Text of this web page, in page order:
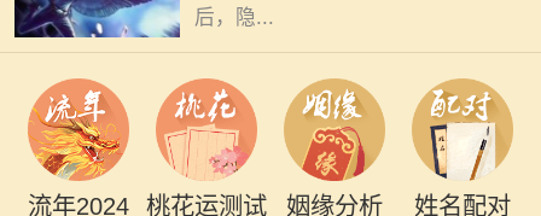
后，隐...
流年2024 桃花运测试 姻缘分析 姓名配对